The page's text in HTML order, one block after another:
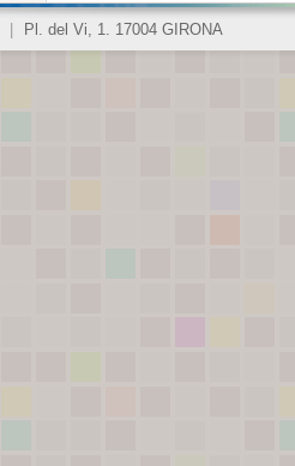
Pl. del Vi, 1. 17004 GIRONA